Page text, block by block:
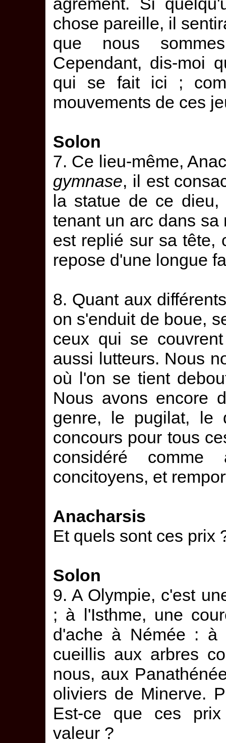
chose pareille, il
que nous
Cependant, dis-moi
qui se fait ici ;
mouvements de ces
Solon
7. Ce lieu-même,
gymnase, il est
la statue de ce
tenant un arc dans
est replié sur sa tête,
repose d'une longue
8. Quant aux
on s'enduit de boue,
ceux qui se
aussi lutteurs. Nous
où l'on se tient
Nous avons encore
genre, le pugilat,
concours pour tous
considéré
concitoyens, et
Anacharsis
Et quels sont ces prix
Solon
9. A Olympie, c'est
; à l'Isthme, une
d'ache à Némée : à
cueillis aux arbres
nous, aux
oliviers de Minerve.
Est-ce que ces
valeur ?